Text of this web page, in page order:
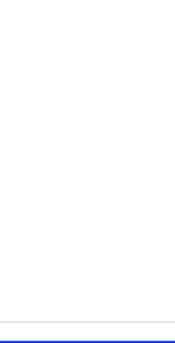
su cosa fare e
Newsletter!
e Sviluppo delle